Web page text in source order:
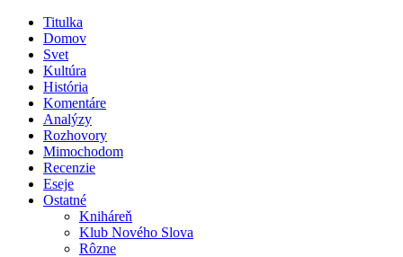
Titulka
Domov
Svet
Kultúra
História
Komentáre
Analýzy
Rozhovory
Mimochodom
Recenzie
Eseje
Ostatné
Kniháreň
Klub Nového Slova
Rôzne